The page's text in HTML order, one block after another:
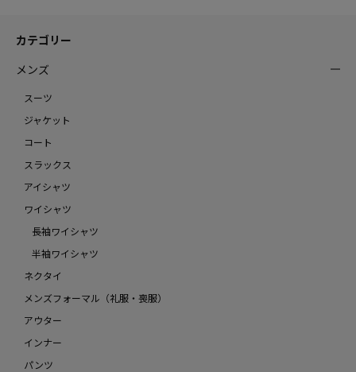
カテゴリー
メンズ
スーツ
ジャケット
コート
スラックス
アイシャツ
ワイシャツ
長袖ワイシャツ
半袖ワイシャツ
ネクタイ
メンズフォーマル（礼服・喪服）
アウター
インナー
パンツ